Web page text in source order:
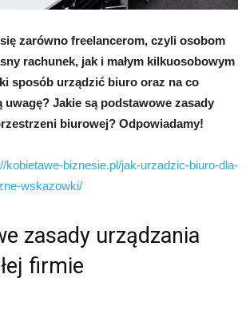
zarówno freelancerom, czyli osobom
rachunek, jak i małym kilkuosobowym
sposób urządzić biuro oraz na co
uwagę? Jakie są podstawowe zasady
biurowej? Odpowiadamy!
kobietawe-biznesie.pl/jak-urzadzic-biuro-dla-
wskazowki/
zasady urządzania
firmie